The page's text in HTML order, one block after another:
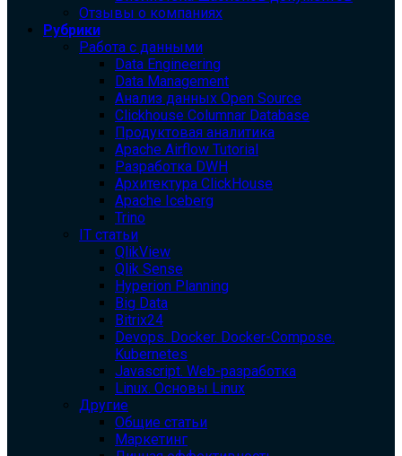
Отзывы о компаниях
Рубрики
Работа с данными
Data Engineering
Data Management
Анализ данных Open Source
Clickhouse Columnar Database
Продуктовая аналитика
Apache Airflow Tutorial
Разработка DWH
Архитектура ClickHouse
Apache Iceberg
Trino
IT статьи
QlikView
Qlik Sense
Hyperion Planning
Big Data
Bitrix24
Devops. Docker. Docker-Compose.
Kubernetes
Javascript. Web-разработка
Linux. Основы Linux
Другие
Общие статьи
Маркетинг